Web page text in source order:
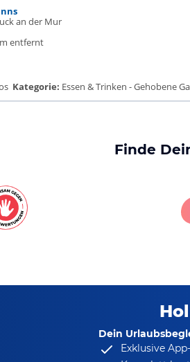
an der Mur
entfernt
Kategorie: Essen & Trinken - Gehobene
Finde
Dein
Exklusive